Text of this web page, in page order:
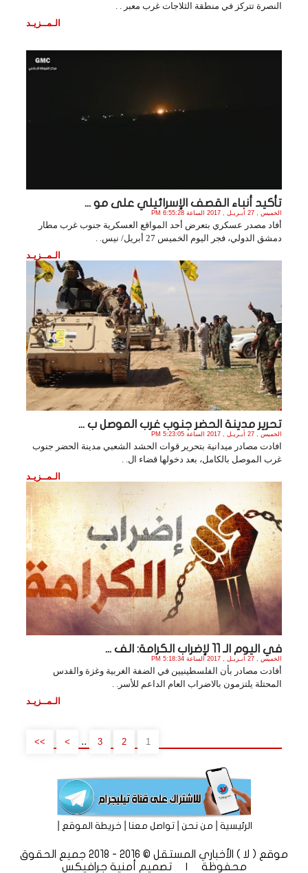
النصرة تتركز في منطقة الثلاجات غرب معبر . .
الـمــزيـد
تأكيد أنباء القصف الإسرائيلي على مو ...
الخميس , 27 أبـريـل , 2017 الساعة 6:55:28 PM
أفاد مصدر عسكري بتعرض أحد المواقع العسكرية جنوب غرب مطار
دمشق الدولي، فجر اليوم الخميس 27 أبريل/ نيس. .
الـمــزيـد
تحرير مدينة الحضر جنوب غرب الموصل ب ...
الخميس , 27 أبـريـل , 2017 الساعة 5:23:05 PM
افادت مصادر ميدانية بتحرير قوات الحشد الشعبي مدينة الحضر جنوب
غرب الموصل بالكامل، بعد دخولها قضاء ال. .
الـمــزيـد
في اليوم الـ 11 لإضراب الكرامة: الف ...
الخميس , 27 أبـريـل , 2017 الساعة 5:18:34 PM
أفادت مصادر بأن الفلسطينيين في الضفة الغربية وغزة والقدس
المحتلة يلتزمون بالاضراب العام الداعم للأسر. .
الـمــزيـد
1
2
3
..
>
>>
الرئيسية|من نحن|تواصل معنا|خريطة الموقع
موقع ( لا ) الأخباري المستقل © 2016 - 2018 جميع الحقوق
محفوظة | تصميم
أمنية جرافيكس